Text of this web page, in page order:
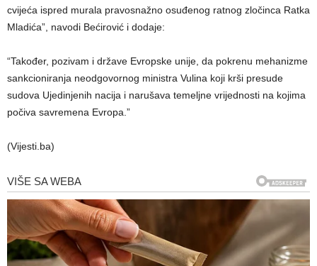
cvijeća ispred murala pravosnažno osuđenog ratnog zločinca Ratka
Mladića”, navodi Bećirović i dodaje:
“Također, pozivam i države Evropske unije, da pokrenu mehanizme
sankcioniranja neodgovornog ministra Vulina koji krši presude
sudova Ujedinjenih nacija i narušava temeljne vrijednosti na kojima
počiva savremena Evropa.”
(Vijesti.ba)